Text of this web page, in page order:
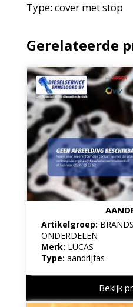
Type: cover met stop
Gerelateerde
Artikelgroep:
ONDERDELEN
Merk: LUCAS
Type: aandrijfas
Bekijk